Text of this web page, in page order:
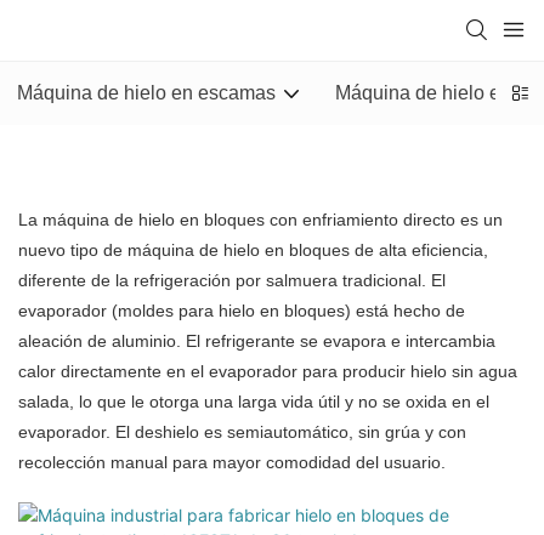
Máquina de hielo en escamas Máquina de hielo en
La máquina de hielo en bloques con enfriamiento directo es un
nuevo tipo de máquina de hielo en bloques de alta eficiencia,
diferente de la refrigeración por salmuera tradicional. El
evaporador (moldes para hielo en bloques) está hecho de
aleación de aluminio. El refrigerante se evapora e intercambia
calor directamente en el evaporador para producir hielo sin agua
salada, lo que le otorga una larga vida útil y no se oxida en el
evaporador. El deshielo es semiautomático, sin grúa y con
recolección manual para mayor comodidad del usuario.